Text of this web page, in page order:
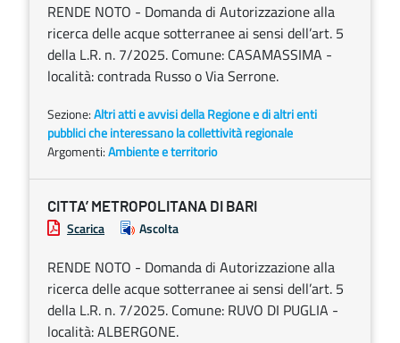
RENDE NOTO - Domanda di Autorizzazione alla
ricerca delle acque sotterranee ai sensi dell’art. 5
della L.R. n. 7/2025. Comune: CASAMASSIMA -
località: contrada Russo o Via Serrone.
Sezione:Altri atti e avvisi della Regione e di altri enti
pubblici che interessano la collettività regionale
Argomenti:Ambiente e territorio
CITTA’ METROPOLITANA DI BARI
Scarica Ascolta
RENDE NOTO - Domanda di Autorizzazione alla
ricerca delle acque sotterranee ai sensi dell’art. 5
della L.R. n. 7/2025. Comune: RUVO DI PUGLIA -
località: ALBERGONE.